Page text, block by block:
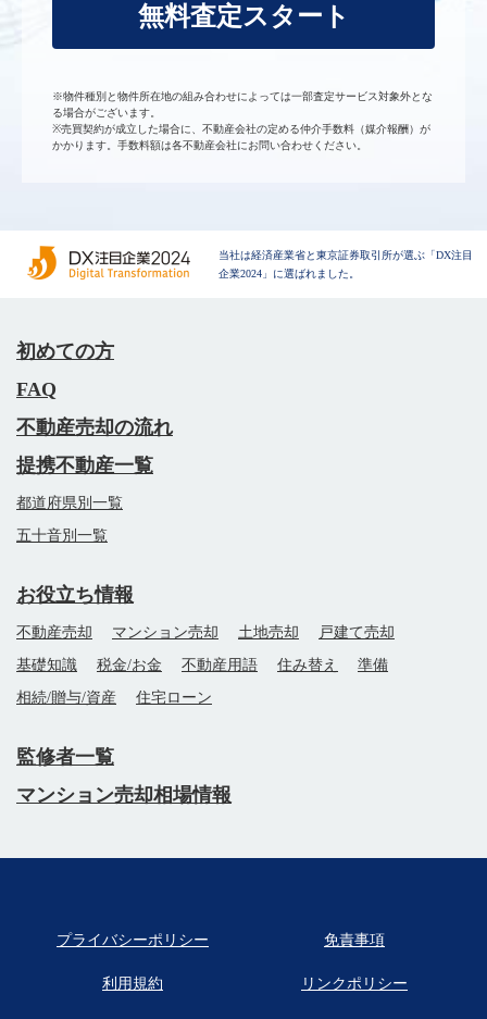
無料査定スタート
※物件種別と物件所在地の組み合わせによっては一部査定サービス対象外とな
る場合がございます。
※売買契約が成立した場合に、不動産会社の定める仲介手数料（媒介報酬）が
かかります。手数料額は各不動産会社にお問い合わせください。
当社は経済産業省と東京証券取引所が選ぶ「DX注目
企業2024」に選ばれました。
初めての方
FAQ
不動産売却の流れ
提携不動産一覧
都道府県別一覧
五十音別一覧
お役立ち情報
不動産売却 マンション売却 土地売却
戸建て売却
基礎知識
税金/お金 不動産用語 住み替え
準備
相続/贈与/資産
住宅ローン
監修者一覧
マンション売却相場情報
プライバシーポリシー 免責事項
利用規約 リンクポリシー